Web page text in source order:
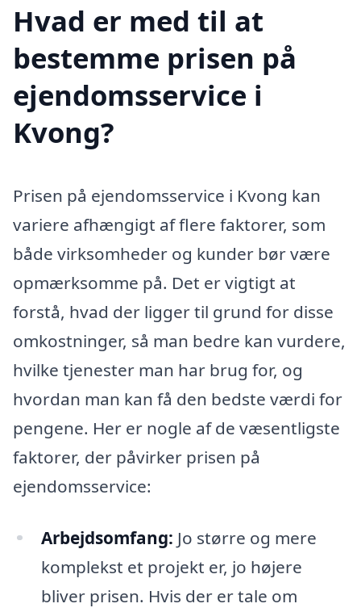
Hvad er med til at
bestemme prisen på
ejendomsservice i
Kvong?
Prisen på ejendomsservice i Kvong kan
variere afhængigt af flere faktorer, som
både virksomheder og kunder bør være
opmærksomme på. Det er vigtigt at
forstå, hvad der ligger til grund for disse
omkostninger, så man bedre kan vurdere,
hvilke tjenester man har brug for, og
hvordan man kan få den bedste værdi for
pengene. Her er nogle af de væsentligste
faktorer, der påvirker prisen på
ejendomsservice:
Arbejdsomfang: Jo større og mere
komplekst et projekt er, jo højere
bliver prisen. Hvis der er tale om